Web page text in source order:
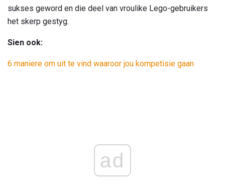
sukses geword en die deel van vroulike Lego-gebruikers
het skerp gestyg.
Sien ook:
6 maniere om uit te vind waaroor jou kompetisie gaan
ad